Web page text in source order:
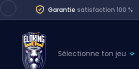
Garantie satisfaction 100 %
Sélectionne ton jeu